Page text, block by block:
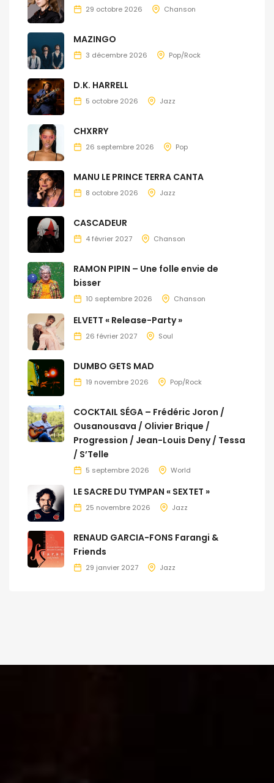
29 octobre 2026 Chanson
MAZINGO
3 décembre 2026 Pop/Rock
D.K. HARRELL
5 octobre 2026 Jazz
CHXRRY
26 septembre 2026 Pop
MANU LE PRINCE TERRA CANTA
8 octobre 2026 Jazz
CASCADEUR
4 février 2027 Chanson
RAMON PIPIN – Une folle envie de
bisser
10 septembre 2026 Chanson
ELVETT « Release-Party »
26 février 2027 Soul
DUMBO GETS MAD
19 novembre 2026 Pop/Rock
COCKTAIL SÉGA – Frédéric Joron /
Ousanousava / Olivier Brique /
Progression / Jean-Louis Deny / Tessa
/ S’Telle
5 septembre 2026 World
LE SACRE DU TYMPAN « SEXTET »
25 novembre 2026 Jazz
RENAUD GARCIA-FONS Farangi &
Friends
29 janvier 2027 Jazz